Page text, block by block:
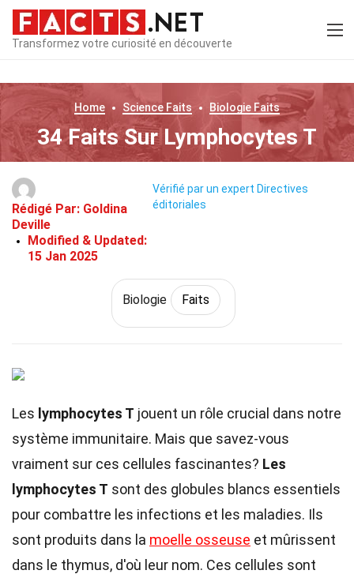
Transformez votre curiosité en découverte
Home Science Faits Biologie Faits
34 Faits Sur Lymphocytes T
Rédigé Par: Goldina
Deville
Modified & Updated:
15 Jan 2025
Vérifié par un expert Directives
éditoriales
Biologie Faits
Les lymphocytes T jouent un rôle crucial dans notre
système immunitaire. Mais que savez-vous
vraiment sur ces cellules fascinantes? Les
lymphocytes T sont des globules blancs essentiels
pour combattre les infections et les maladies. Ils
sont produits dans la moelle osseuse et mûrissent
dans le thymus, d'où leur nom. Ces cellules sont